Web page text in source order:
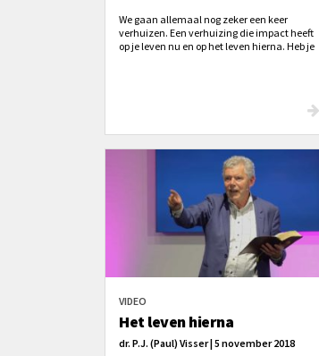
We gaan allemaal nog zeker een keer
verhuizen. Een verhuizing die impact heeft
op je leven nu en op het leven hierna. Heb je
VIDEO
Het leven hierna
dr. P.J. (Paul) Visser | 5 november 2018